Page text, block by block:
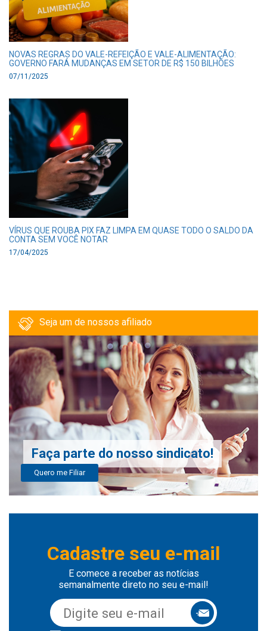
NOVAS REGRAS DO VALE-REFEIÇÃO E VALE-ALIMENTAÇÃO:
GOVERNO FARÁ MUDANÇAS EM SETOR DE R$ 150 BILHÕES
07/11/2025
VÍRUS QUE ROUBA PIX FAZ LIMPA EM QUASE TODO O SALDO DA
CONTA SEM VOCÊ NOTAR
17/04/2025
Seja um de nossos afiliado
Faça parte do nosso sindicato!
Quero me Filiar
Cadastre seu e-mail
E comece a receber as notícias
semanalmente direto no seu e-mail!